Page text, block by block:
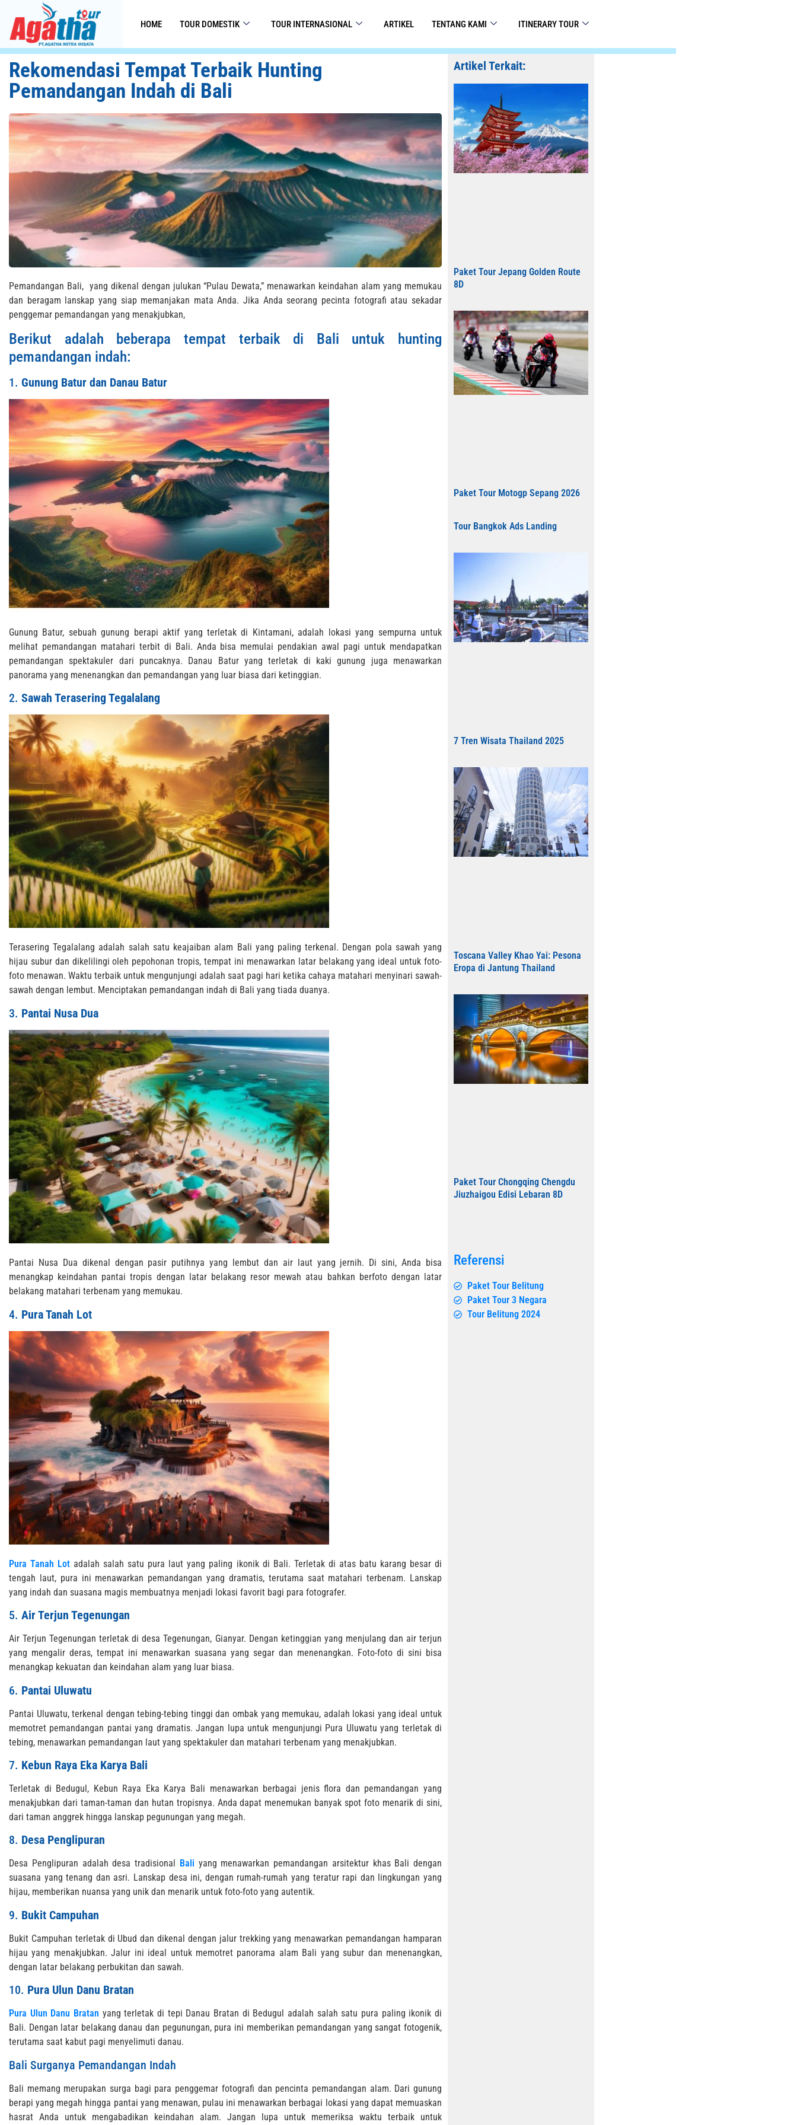
HOME TOUR DOMESTIK TOUR INTERNASIONAL ARTIKEL TENTANG KAMI ITINERARY TOUR
Rekomendasi Tempat Terbaik Hunting
Pemandangan Indah di Bali
Pemandangan Bali, yang dikenal dengan julukan “Pulau Dewata,” menawarkan keindahan alam yang memukau
dan beragam lanskap yang siap memanjakan mata Anda. Jika Anda seorang pecinta fotografi atau sekadar
penggemar pemandangan yang menakjubkan,
Berikut adalah beberapa tempat terbaik di Bali untuk hunting
pemandangan indah:
1. Gunung Batur dan Danau Batur
Gunung Batur, sebuah gunung berapi aktif yang terletak di Kintamani, adalah lokasi yang sempurna untuk
melihat pemandangan matahari terbit di Bali. Anda bisa memulai pendakian awal pagi untuk mendapatkan
pemandangan spektakuler dari puncaknya. Danau Batur yang terletak di kaki gunung juga menawarkan
panorama yang menenangkan dan pemandangan yang luar biasa dari ketinggian.
2. Sawah Terasering Tegalalang
Terasering Tegalalang adalah salah satu keajaiban alam Bali yang paling terkenal. Dengan pola sawah yang
hijau subur dan dikelilingi oleh pepohonan tropis, tempat ini menawarkan latar belakang yang ideal untuk foto-
foto menawan. Waktu terbaik untuk mengunjungi adalah saat pagi hari ketika cahaya matahari menyinari sawah-
sawah dengan lembut. Menciptakan pemandangan indah di Bali yang tiada duanya.
3. Pantai Nusa Dua
Pantai Nusa Dua dikenal dengan pasir putihnya yang lembut dan air laut yang jernih. Di sini, Anda bisa
menangkap keindahan pantai tropis dengan latar belakang resor mewah atau bahkan berfoto dengan latar
belakang matahari terbenam yang memukau.
4. Pura Tanah Lot
Pura Tanah Lot adalah salah satu pura laut yang paling ikonik di Bali. Terletak di atas batu karang besar di
tengah laut, pura ini menawarkan pemandangan yang dramatis, terutama saat matahari terbenam. Lanskap
yang indah dan suasana magis membuatnya menjadi lokasi favorit bagi para fotografer.
5. Air Terjun Tegenungan
Air Terjun Tegenungan terletak di desa Tegenungan, Gianyar. Dengan ketinggian yang menjulang dan air terjun
yang mengalir deras, tempat ini menawarkan suasana yang segar dan menenangkan. Foto-foto di sini bisa
menangkap kekuatan dan keindahan alam yang luar biasa.
6. Pantai Uluwatu
Pantai Uluwatu, terkenal dengan tebing-tebing tinggi dan ombak yang memukau, adalah lokasi yang ideal untuk
memotret pemandangan pantai yang dramatis. Jangan lupa untuk mengunjungi Pura Uluwatu yang terletak di
tebing, menawarkan pemandangan laut yang spektakuler dan matahari terbenam yang menakjubkan.
7. Kebun Raya Eka Karya Bali
Terletak di Bedugul, Kebun Raya Eka Karya Bali menawarkan berbagai jenis flora dan pemandangan yang
menakjubkan dari taman-taman dan hutan tropisnya. Anda dapat menemukan banyak spot foto menarik di sini,
dari taman anggrek hingga lanskap pegunungan yang megah.
8. Desa Penglipuran
Desa Penglipuran adalah desa tradisional Bali yang menawarkan pemandangan arsitektur khas Bali dengan
suasana yang tenang dan asri. Lanskap desa ini, dengan rumah-rumah yang teratur rapi dan lingkungan yang
hijau, memberikan nuansa yang unik dan menarik untuk foto-foto yang autentik.
9. Bukit Campuhan
Bukit Campuhan terletak di Ubud dan dikenal dengan jalur trekking yang menawarkan pemandangan hamparan
hijau yang menakjubkan. Jalur ini ideal untuk memotret panorama alam Bali yang subur dan menenangkan,
dengan latar belakang perbukitan dan sawah.
10. Pura Ulun Danu Bratan
Pura Ulun Danu Bratan yang terletak di tepi Danau Bratan di Bedugul adalah salah satu pura paling ikonik di
Bali. Dengan latar belakang danau dan pegunungan, pura ini memberikan pemandangan yang sangat fotogenik,
terutama saat kabut pagi menyelimuti danau.
Bali Surganya Pemandangan Indah
Bali memang merupakan surga bagi para penggemar fotografi dan pencinta pemandangan alam. Dari gunung
berapi yang megah hingga pantai yang menawan, pulau ini menawarkan berbagai lokasi yang dapat memuaskan
hasrat Anda untuk mengabadikan keindahan alam. Jangan lupa untuk memeriksa waktu terbaik untuk
Artikel Terkait:
Paket Tour Jepang Golden Route
8D
Paket Tour Motogp Sepang 2026
Tour Bangkok Ads Landing
7 Tren Wisata Thailand 2025
Toscana Valley Khao Yai: Pesona
Eropa di Jantung Thailand
Paket Tour Chongqing Chengdu
Jiuzhaigou Edisi Lebaran 8D
Referensi
Paket Tour Belitung
Paket Tour 3 Negara
Tour Belitung 2024